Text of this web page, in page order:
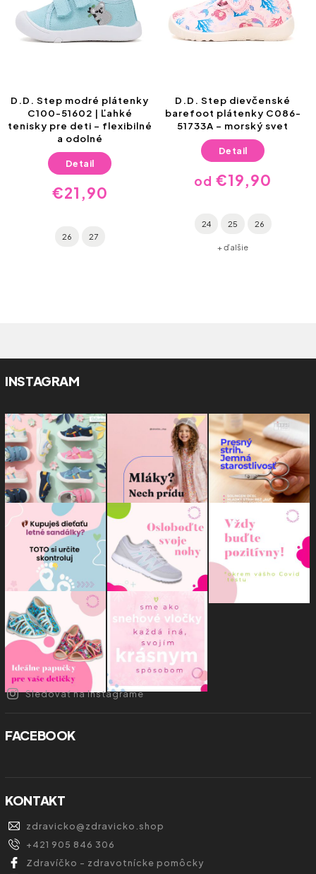
D.D. Step modré plátenky
C100-51602 | Ľahké
tenisky pre deti – flexibilné
a odolné
€21,90
Detail
26 27
D.D. Step dievčenské
barefoot plátenky C086-
51733A – morský svet
od €19,90
Detail
24 25 26
+ ďalšie
INSTAGRAM
Sledovať na Instagrame
FACEBOOK
KONTAKT
zdravicko@zdravicko.shop
+421 905 846 306
Zdravíčko - zdravotnícke pomôcky